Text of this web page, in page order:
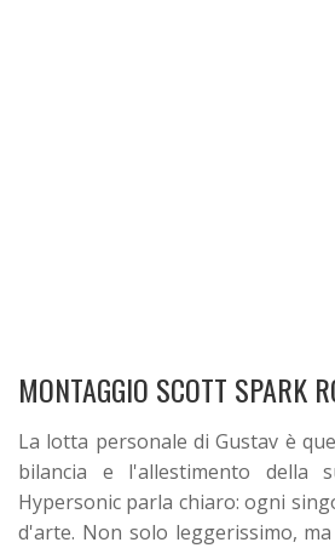
MONTAGGIO SCOTT SPARK
La lotta personale di Gustav è
bilancia e l'allestimento della
Hypersonic parla chiaro: ogni
d'arte. Non solo leggerissimo,